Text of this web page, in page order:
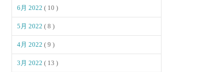
6月 2022( 10 )
5月 2022( 8 )
4月 2022( 9 )
3月 2022( 13 )